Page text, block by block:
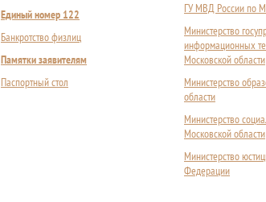
Единый номер 122
Банкротство физлиц
Памятки заявителям
Паспортный стол
ГУ МВД России по
Министерство
информационных
Московской области
Министерство
области
Министерство
Московской области
Министерство
Федерации